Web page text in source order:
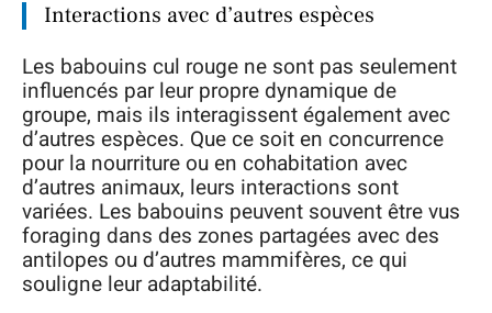
Interactions avec d’autres espèces
Les babouins cul rouge ne sont pas seulement
influencés par leur propre dynamique de
groupe, mais ils interagissent également avec
d’autres espèces. Que ce soit en concurrence
pour la nourriture ou en cohabitation avec
d’autres animaux, leurs interactions sont
variées. Les babouins peuvent souvent être vus
foraging dans des zones partagées avec des
antilopes ou d’autres mammifères, ce qui
souligne leur adaptabilité.